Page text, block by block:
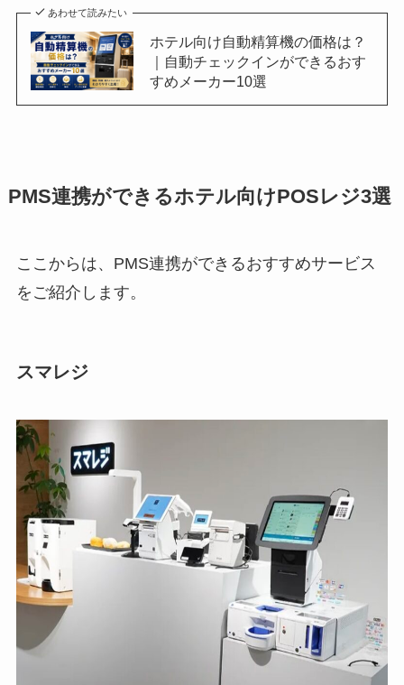
あわせて読みたい
ホテル向け自動精算機の価格は？
｜自動チェックインができるおす
すめメーカー10選
PMS連携ができるホテル向けPOSレジ3選
ここからは、PMS連携ができるおすすめサービス
をご紹介します。
スマレジ